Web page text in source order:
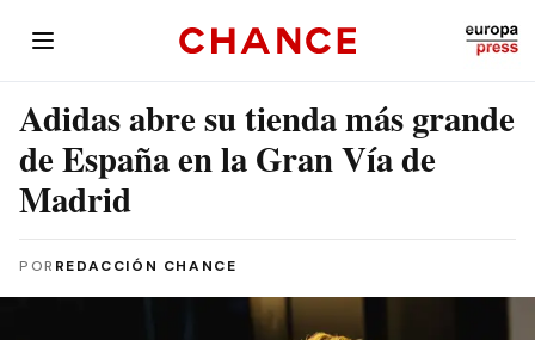
Adidas abre su tienda más grande
de España en la Gran Vía de
Madrid
POR REDACCIÓN CHANCE